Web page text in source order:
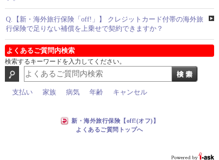
Q. 【新・海外旅行保険「off!」】 クレジットカード付帯の海外旅
行保険で足りない補償を上乗せで契約できますか？
よくあるご質問内検索
検索するキーワードを入力してください。
支払い 家族 病気 年齢 キャンセル
新・海外旅行保険【off!(オフ)】
よくあるご質問トップへ